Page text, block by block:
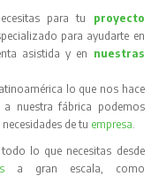
para tu proyecto
para ayudarte en
asistida y en nuestras
lo que nos hace
a nuestra fábrica podemos
de tu empresa
lo que necesitas desde
a gran escala, como